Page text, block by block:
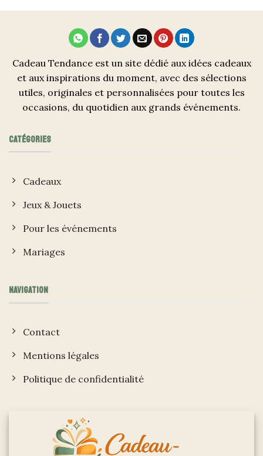
Cadeau Tendance est un site dédié aux idées cadeaux
et aux inspirations du moment, avec des sélections
utiles, originales et personnalisées pour toutes les
occasions, du quotidien aux grands événements.
CATÉGORIES
Cadeaux
Jeux & Jouets
Pour les événements
Mariages
NAVIGATION
Contact
Mentions légales
Politique de confidentialité